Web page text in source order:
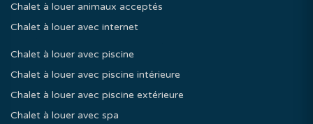
Chalet à louer animaux acceptés
Chalet à louer avec internet
Chalet à louer avec piscine
Chalet à louer avec piscine intérieure
Chalet à louer avec piscine extérieure
Chalet à louer avec spa